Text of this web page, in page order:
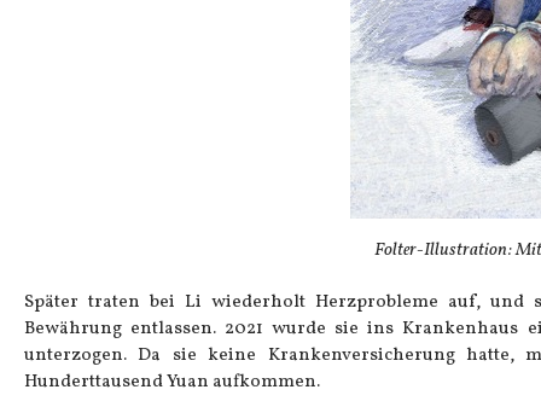
Folter-Illustration: Mit
Später traten bei Li wiederholt Herzprobleme auf, und
Bewährung entlassen. 2021 wurde sie ins
unterzogen. Da sie keine Krankenversicherung hatte,
Hunderttausend Yuan aufkommen.